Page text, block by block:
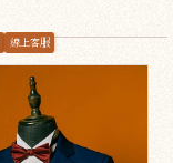
線上客服